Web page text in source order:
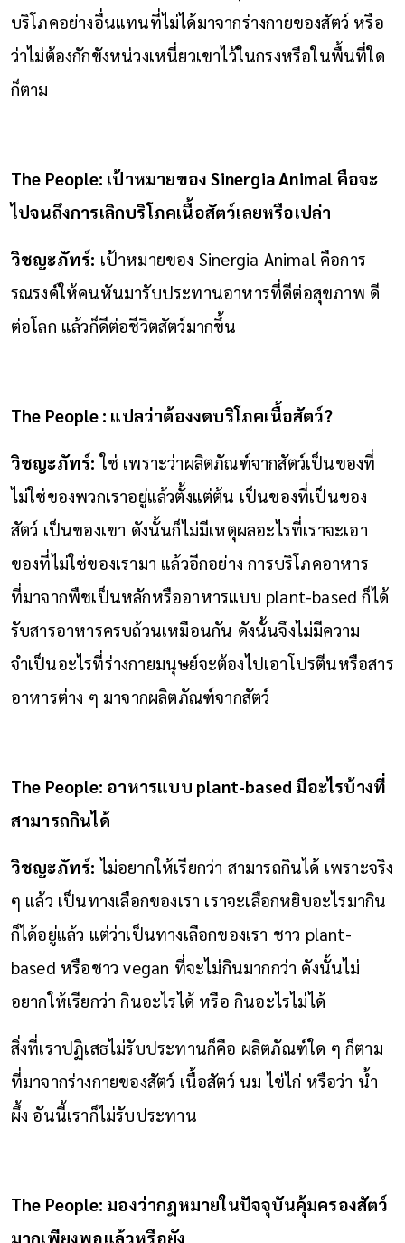
บริโภคอย่างอื่นแทนที่ไม่ได้มาจากร่างกายของสัตว์ หรือ
ว่าไม่ต้องกักขังหน่วงเหนี่ยวเขาไว้ในกรงหรือในพื้นที่ใด
ก็ตาม
The People: เป้าหมายของ Sinergia Animal คือจะ
ไปจนถึงการเลิกบริโภคเนื้อสัตว์เลยหรือเปล่า
วิชญะภัทร์: เป้าหมายของ Sinergia Animal คือการ
รณรงค์ให้คนหันมารับประทานอาหารที่ดีต่อสุขภาพ ดี
ต่อโลก แล้วก็ดีต่อชีวิตสัตว์มากขึ้น
The People : แปลว่าต้องงดบริโภคเนื้อสัตว์?
วิชญะภัทร์: ใช่ เพราะว่าผลิตภัณฑ์จากสัตว์เป็นของที่
ไม่ใช่ของพวกเราอยู่แล้วตั้งแต่ต้น เป็นของที่เป็นของ
สัตว์ เป็นของเขา ดังนั้นก็ไม่มีเหตุผลอะไรที่เราจะเอา
ของที่ไม่ใช่ของเรามา แล้วอีกอย่าง การบริโภคอาหาร
ที่มาจากพืชเป็นหลักหรืออาหารแบบ plant-based ก็ได้
รับสารอาหารครบถ้วนเหมือนกัน ดังนั้นจึงไม่มีความ
จำเป็นอะไรที่ร่างกายมนุษย์จะต้องไปเอาโปรตีนหรือสาร
อาหารต่าง ๆ มาจากผลิตภัณฑ์จากสัตว์
The People: อาหารแบบ plant-based มีอะไรบ้างที่
สามารถกินได้
วิชญะภัทร์: ไม่อยากให้เรียกว่า สามารถกินได้ เพราะจริง
ๆ แล้ว เป็นทางเลือกของเรา เราจะเลือกหยิบอะไรมากิน
ก็ได้อยู่แล้ว แต่ว่าเป็นทางเลือกของเรา ชาว plant-
based หรือชาว vegan ที่จะไม่กินมากกว่า ดังนั้นไม่
อยากให้เรียกว่า กินอะไรได้ หรือ กินอะไรไม่ได้
สิ่งที่เราปฏิเสธไม่รับประทานก็คือ ผลิตภัณฑ์ใด ๆ ก็ตาม
ที่มาจากร่างกายของสัตว์ เนื้อสัตว์ นม ไข่ไก่ หรือว่า น้ำ
ผึ้ง อันนี้เราก็ไม่รับประทาน
The People: มองว่ากฎหมายในปัจจุบันคุ้มครองสัตว์
มากเพียงพอแล้วหรือยัง